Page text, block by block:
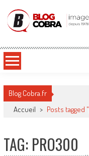
Blog Cobra
Blog Cobra.fr
Accueil > Posts tagged
TAG: PRO300